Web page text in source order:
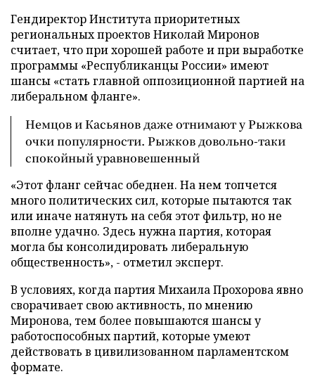
Гендиректор Института приоритетных
региональных проектов Николай Миронов
считает, что при хорошей работе и при выработке
программы «Республиканцы России» имеют
шансы «стать главной оппозиционной партией на
либеральном фланге».
Немцов и Касьянов даже отнимают у Рыжкова
очки популярности. Рыжков довольно-таки
спокойный уравновешенный
«Этот фланг сейчас обеднен. На нем топчется
много политических сил, которые пытаются так
или иначе натянуть на себя этот фильтр, но не
вполне удачно. Здесь нужна партия, которая
могла бы консолидировать либеральную
общественность», - отметил эксперт.
В условиях, когда партия Михаила Прохорова явно
сворачивает свою активность, по мнению
Миронова, тем более повышаются шансы у
работоспособных партий, которые умеют
действовать в цивилизованном парламентском
формате.